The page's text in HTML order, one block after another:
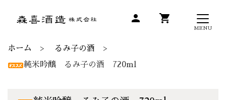
person shopping_cart
MENU
ホーム
るみ子の酒
純米吟醸 るみ子の酒 720ml